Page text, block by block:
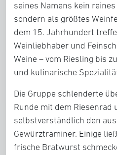
seines Namens kein
sondern als größtes
dem 15. Jahrhundert
Weinliebhaber und
Weine – vom Riesling bis
und kulinarische
Die Gruppe schlenderte
Runde mit dem Riesenrad
selbstverständlich den
Gewürztraminer. Einige
frische Bratwurst